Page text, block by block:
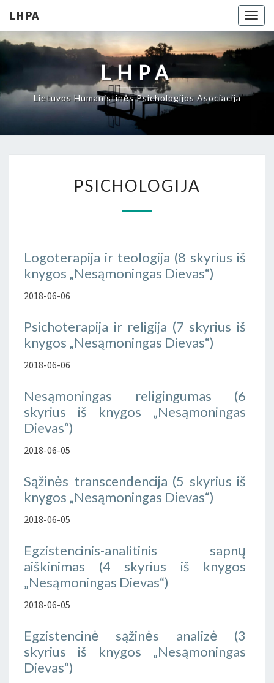
LHPA
LHPA
Lietuvos Humanistinės Psichologijos Asociacija
PSICHOLOGIJA
Logoterapija ir teologija (8 skyrius iš
knygos „Nesąmoningas Dievas“)
2018-06-06
Psichoterapija ir religija (7 skyrius iš
knygos „Nesąmoningas Dievas“)
2018-06-06
Nesąmoningas religingumas (6
skyrius iš knygos „Nesąmoningas
Dievas“)
2018-06-05
Sąžinės transcendencija (5 skyrius iš
knygos „Nesąmoningas Dievas“)
2018-06-05
Egzistencinis-analitinis sapnų
aiškinimas (4 skyrius iš knygos
„Nesąmoningas Dievas“)
2018-06-05
Egzistencinė sąžinės analizė (3
skyrius iš knygos „Nesąmoningas
Dievas“)